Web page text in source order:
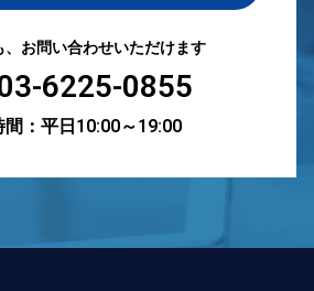
、お問い合わせいただけます
6225-0855
間：平日10:00～19:00